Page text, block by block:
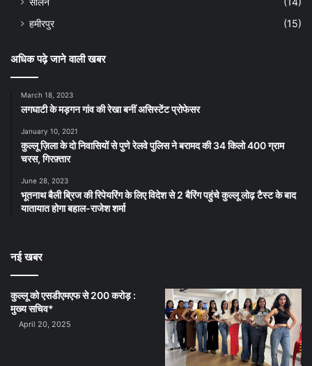
हमीरपुर
(15)
अधिक पढ़े जाने वाली खबर
March 18, 2023
लगघाटी के मड़गन गांव की रेखा बनीं असिस्टेंट प्रोफेसर
January 10, 2021
कुल्लू ज़िला के दो निवासियों से पुणे रेलवे पुलिस ने बरामद की 34 किलो 400 ग्राम
चरस, गिरफ़्तार
June 28, 2023
भूतनाथ बैली ब्रिज की रिपेयरिंग के लिए विदेश से 2 बैरिंग पहुंचे कुल्लू लोढ़ टैस्ट के बाद
यातायात होगा बहाल-राजेश शर्मा
नई खबर
कुल्लू को एसडीएमएफ से 200 करोड़ :
मुख्य सचिव*
April 20, 2025